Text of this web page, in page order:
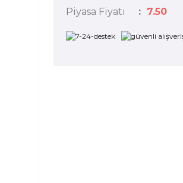
Piyasa Fiyatı
7.50